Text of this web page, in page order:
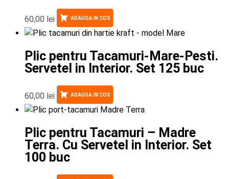
60,00 lei ADAUGA IN COS
Plic pentru Tacamuri-Mare-Pesti.
Servetel in Interior. Set 125 buc
60,00 lei ADAUGA IN COS
Plic pentru Tacamuri – Madre
Terra. Cu Servetel in Interior. Set
100 buc